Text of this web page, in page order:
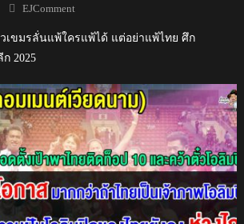
Author
EJComment
เขมรลั่นแพ้ใครแพ้ได้ แต่อย่าแพ้ไทย ศึก
2025